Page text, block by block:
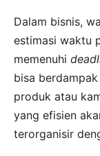
Dalam bisnis,
estimasi waktu
memenuhi
bisa
produk atau
yang efisien
terorganisir